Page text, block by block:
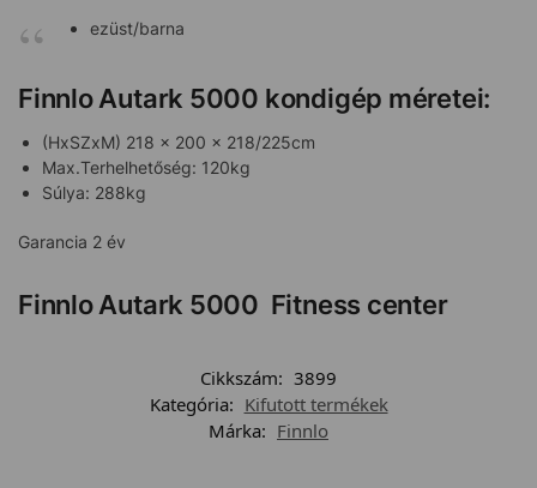
ezüst/barna
Finnlo Autark 5000 kondigép méretei:
(HxSZxM) 218 x 200 x 218/225cm
Max.Terhelhetőség: 120kg
Súlya: 288kg
Garancia 2 év
Finnlo Autark 5000 Fitness center
Cikkszám: 3899
Kategória: Kifutott termékek
Márka: Finnlo